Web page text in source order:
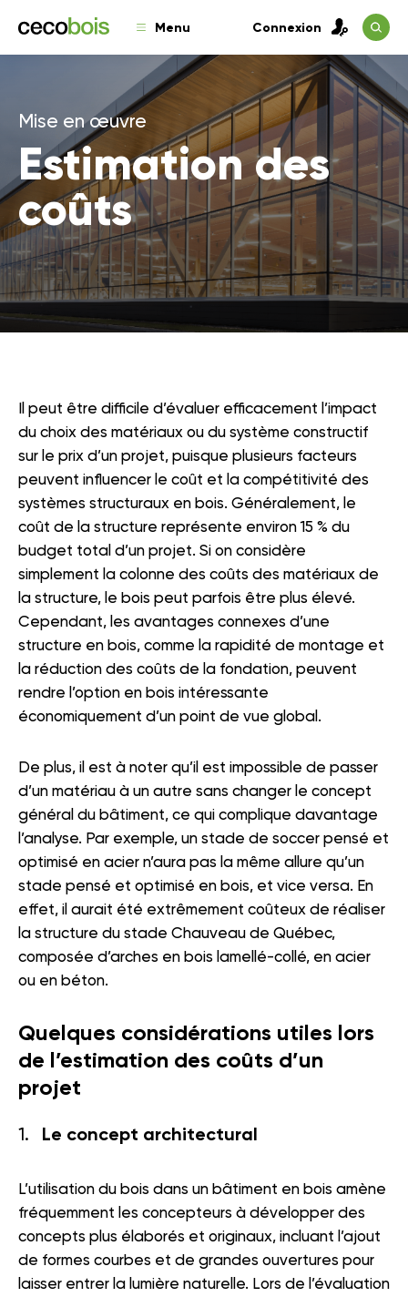
Menu Connexion
Mise en œuvre
Estimation des
coûts
Il peut être difficile d’évaluer efficacement l’impact
du choix des matériaux ou du système constructif
sur le prix d’un projet, puisque plusieurs facteurs
peuvent influencer le coût et la compétitivité des
systèmes structuraux en bois. Généralement, le
coût de la structure représente environ 15 % du
budget total d’un projet. Si on considère
simplement la colonne des coûts des matériaux de
la structure, le bois peut parfois être plus élevé.
Cependant, les avantages connexes d’une
structure en bois, comme la rapidité de montage et
la réduction des coûts de la fondation, peuvent
rendre l’option en bois intéressante
économiquement d’un point de vue global.
De plus, il est à noter qu’il est impossible de passer
d’un matériau à un autre sans changer le concept
général du bâtiment, ce qui complique davantage
l’analyse. Par exemple, un stade de soccer pensé et
optimisé en acier n’aura pas la même allure qu’un
stade pensé et optimisé en bois, et vice versa. En
effet, il aurait été extrêmement coûteux de réaliser
la structure du stade Chauveau de Québec,
composée d’arches en bois lamellé-collé, en acier
ou en béton.
Quelques considérations utiles lors
de l’estimation des coûts d’un
projet
Le concept architectural
L’utilisation du bois dans un bâtiment en bois amène
fréquemment les concepteurs à développer des
concepts plus élaborés et originaux, incluant l’ajout
de formes courbes et de grandes ouvertures pour
laisser entrer la lumière naturelle. Lors de l’évaluation